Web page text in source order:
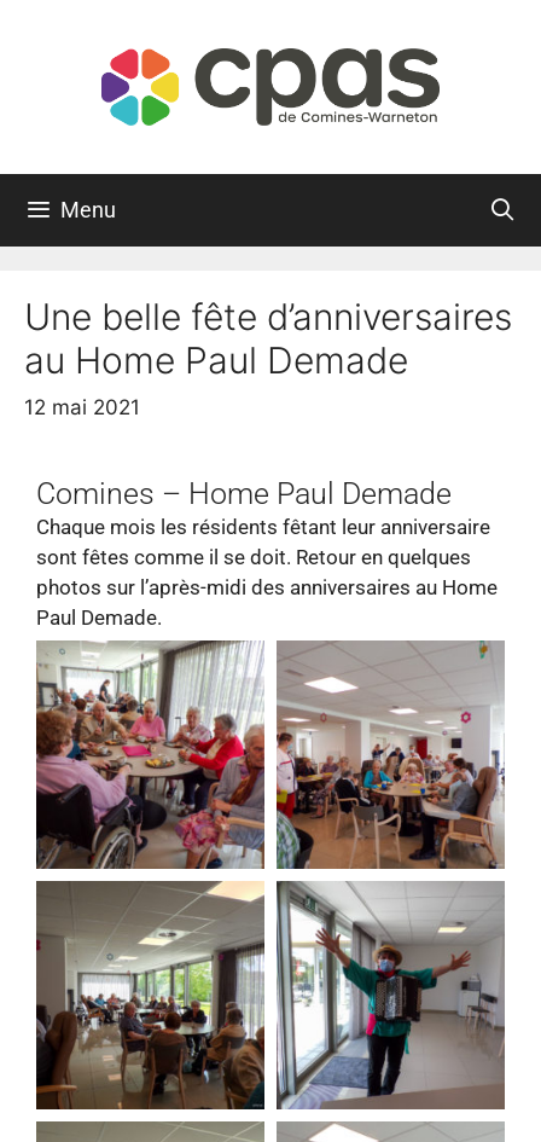
Menu
Une belle fête d’anniversaires
au Home Paul Demade
12 mai 2021
Comines – Home Paul Demade
Chaque mois les résidents fêtant leur anniversaire
sont fêtes comme il se doit. Retour en quelques
photos sur l’après-midi des anniversaires au Home
Paul Demade.